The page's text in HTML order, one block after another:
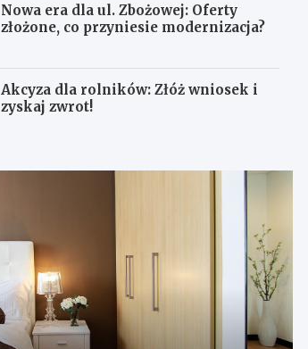
Nowa era dla ul. Zbożowej: Oferty
złożone, co przyniesie modernizacja?
Akcyza dla rolników: Złóż wniosek i
zyskaj zwrot!